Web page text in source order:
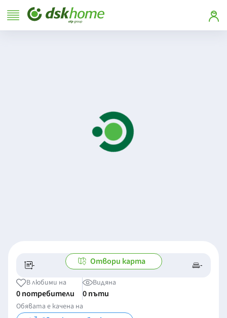
- -/- -
Отвори карта
В любими на
0 потребители
Видяна
0 пъти
Обявата е качена на